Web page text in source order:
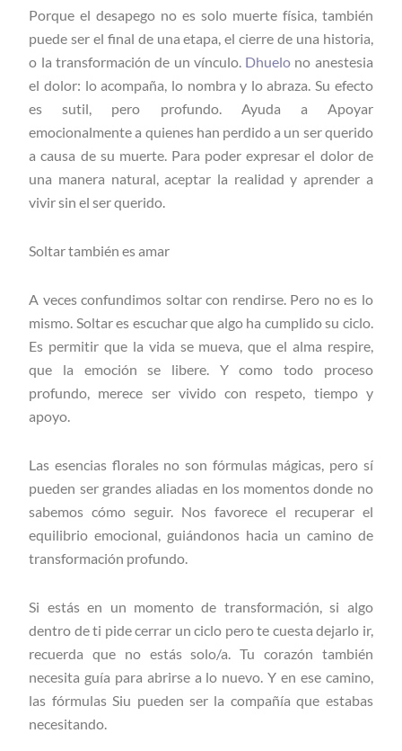
Porque el desapego no es solo muerte física, también
puede ser el final de una etapa, el cierre de una historia,
o la transformación de un vínculo.Dhuelo no anestesia
el dolor: lo acompaña, lo nombra y lo abraza. Su efecto
es sutil, pero profundo. Ayuda a Apoyar
emocionalmente a quienes han perdido a un ser querido
a causa de su muerte. Para poder expresar el dolor de
una manera natural, aceptar la realidad y aprender a
vivir sin el ser querido.
Soltar también es amar
A veces confundimos soltar con rendirse. Pero no es lo
mismo. Soltar es escuchar que algo ha cumplido su ciclo.
Es permitir que la vida se mueva, que el alma respire,
que la emoción se libere. Y como todo proceso
profundo, merece ser vivido con respeto, tiempo y
apoyo.
Las esencias florales no son fórmulas mágicas, pero sí
pueden ser grandes aliadas en los momentos donde no
sabemos cómo seguir. Nos favorece el recuperar el
equilibrio emocional, guiándonos hacia un camino de
transformación profundo.
Si estás en un momento de transformación, si algo
dentro de ti pide cerrar un ciclo pero te cuesta dejarlo ir,
recuerda que no estás solo/a. Tu corazón también
necesita guía para abrirse a lo nuevo. Y en ese camino,
las fórmulas Siu pueden ser la compañía que estabas
necesitando.